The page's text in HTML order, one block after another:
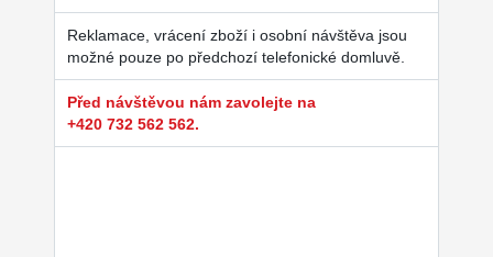
Reklamace, vrácení zboží i osobní návštěva jsou
možné pouze po předchozí telefonické domluvě.
Před návštěvou nám zavolejte na
+420 732 562 562.